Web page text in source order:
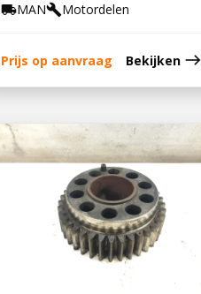
local_shippingMANbuildMotordelen
Prijs op aanvraag Bekijken east